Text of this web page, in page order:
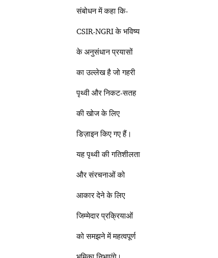
संबोधन में कहा कि-
CSIR-NGRI के भविष्य
के अनुसंधान प्रयासों
का उल्लेख है जो गहरी
पृथ्वी और निकट-सतह
की खोज के लिए
डिज़ाइन किए गए हैं।
यह पृथ्वी की गतिशीलता
और संरचनाओं को
आकार देने के लिए
जिम्मेदार प्रक्रियाओं
को समझने में महत्वपूर्ण